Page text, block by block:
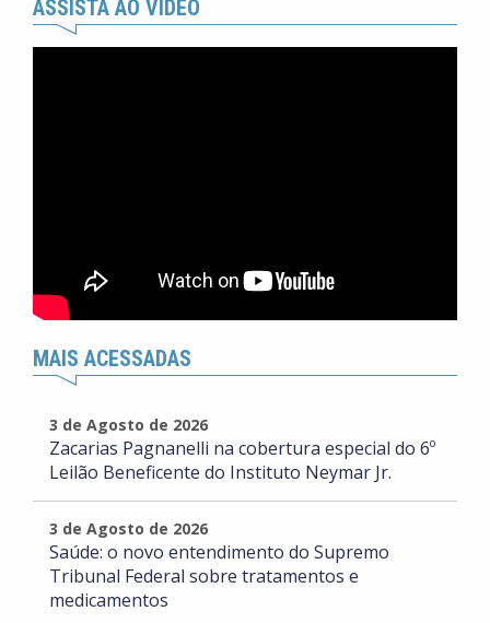
ASSISTA AO VÍDEO
MAIS ACESSADAS
3 de Agosto de 2026
Zacarias Pagnanelli na cobertura especial do 6º
Leilão Beneficente do Instituto Neymar Jr.
3 de Agosto de 2026
Saúde: o novo entendimento do Supremo
Tribunal Federal sobre tratamentos e
medicamentos